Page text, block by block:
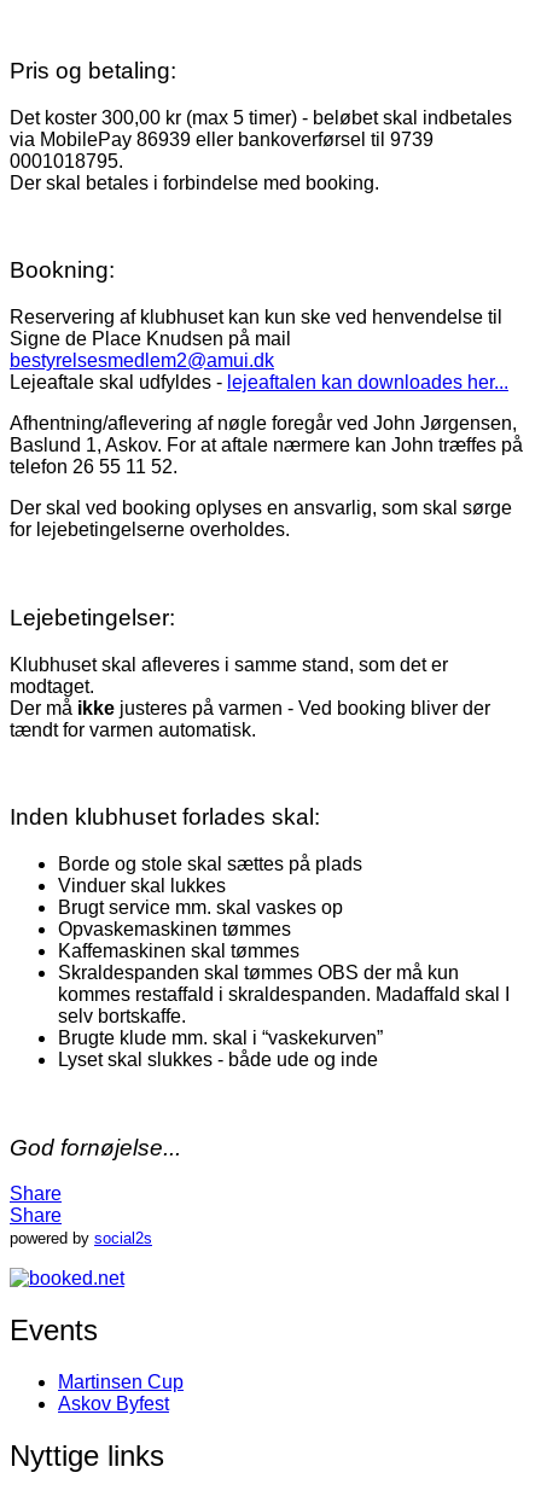
Pris og betaling:
Det koster 300,00 kr (max 5 timer) - beløbet skal indbetales
via MobilePay 86939 eller bankoverførsel til 9739
0001018795.
Der skal betales i forbindelse med booking.
Bookning:
Reservering af klubhuset kan kun ske ved henvendelse til
Signe de Place Knudsen på mail
bestyrelsesmedlem2@amui.dk
Lejeaftale skal udfyldes - lejeaftalen kan downloades her...
Afhentning/aflevering af nøgle foregår ved John Jørgensen,
Baslund 1, Askov. For at aftale nærmere kan John træffes på
telefon 26 55 11 52.
Der skal ved booking oplyses en ansvarlig, som skal sørge
for lejebetingelserne overholdes.
Lejebetingelser:
Klubhuset skal afleveres i samme stand, som det er
modtaget.
Der må ikke justeres på varmen - Ved booking bliver der
tændt for varmen automatisk.
Inden klubhuset forlades skal:
Borde og stole skal sættes på plads
Vinduer skal lukkes
Brugt service mm. skal vaskes op
Opvaskemaskinen tømmes
Kaffemaskinen skal tømmes
Skraldespanden skal tømmes OBS der må kun
kommes restaffald i skraldespanden. Madaffald skal I
selv bortskaffe.
Brugte klude mm. skal i “vaskekurven”
Lyset skal slukkes - både ude og inde
God fornøjelse...
Share
Share
powered by social2s
Events
Martinsen Cup
Askov Byfest
Nyttige links